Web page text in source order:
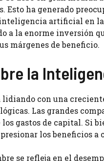
Esto ha generado
artificial en
a la enorme inversión
márgenes de beneficio.
la
lidiando con una
Las grandes
gastos de capital. Si
los beneficios a
se refleja en el